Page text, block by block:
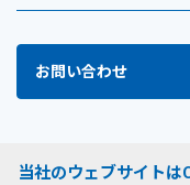
お問い合わせ
当社のウェブサイトは